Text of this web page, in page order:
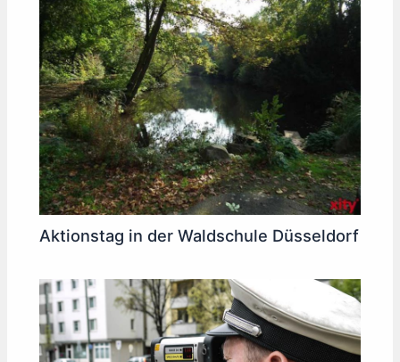
Aktionstag in der Waldschule Düsseldorf